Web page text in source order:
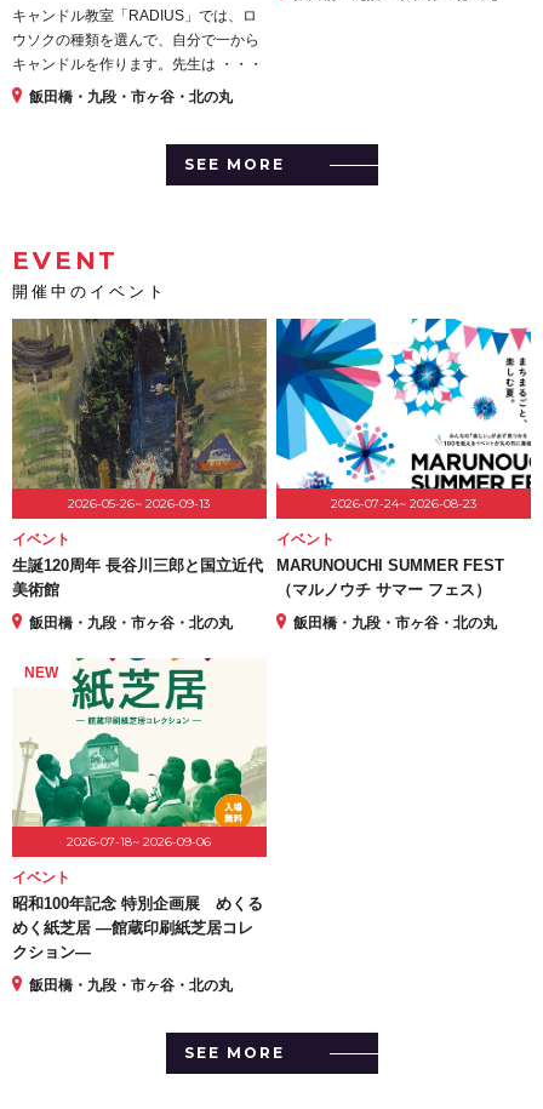
キャンドル教室「RADIUS」では、ロ
ウソクの種類を選んで、自分で一から
キャンドルを作ります。先生は ・・・
飯田橋・九段・市ヶ谷・北の丸
SEE MORE
EVENT
開催中のイベント
2026-05-26~ 2026-09-13
イベント
生誕120周年 長谷川三郎と国立近代
美術館
飯田橋・九段・市ヶ谷・北の丸
2026-07-24~ 2026-08-23
イベント
MARUNOUCHI SUMMER FEST
（マルノウチ サマー フェス）
飯田橋・九段・市ヶ谷・北の丸
NEW
2026-07-18~ 2026-09-06
イベント
昭和100年記念 特別企画展 めくる
めく紙芝居 ―館蔵印刷紙芝居コレ
クション―
飯田橋・九段・市ヶ谷・北の丸
SEE MORE